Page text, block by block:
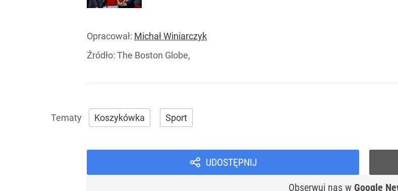
Opracował: Michał Winiarczyk
Źródło: The Boston Globe,
Koszykówka Sport
UDOSTĘPNIJ
Obserwuj nas w Google